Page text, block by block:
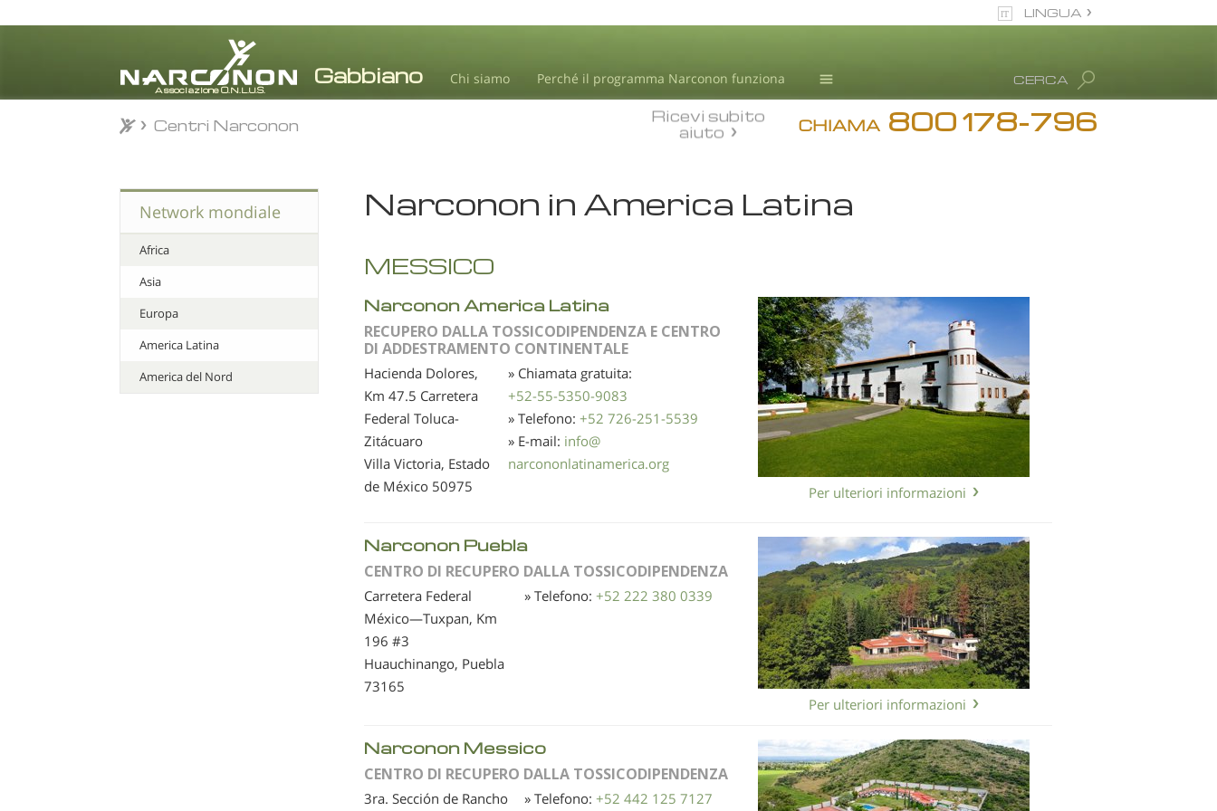
Chi siamo Perché il programma Narconon funziona
Testimonianze
⨯
CERCA
LINGUA
Tutte le zone/lingue
CHIAMA 800 178-796
Ricevi subito
aiuto
Centri Narconon
Narconon in America Latina
MESSICO
Narconon America Latina
RECUPERO DALLA TOSSICODIPENDENZA E CENTRO
DI ADDESTRAMENTO CONTINENTALE
Hacienda Dolores,
Km 47.5 Carretera
Federal Toluca-
Zitácuaro
Villa Victoria, Estado
de México 50975
» Chiamata gratuita:
+52-55-5350-9083
» Telefono:+52 726-251-5539
» E-mail: info@
narcononlatinamerica.org
Per ulteriori informazioni
Narconon Puebla
CENTRO DI RECUPERO DALLA TOSSICODIPENDENZA
Carretera Federal
México—Tuxpan, Km
196 #3
Huauchinango, Puebla
73165
» Telefono: +52 222 380 0339
Per ulteriori informazioni
Narconon Messico
CENTRO DI RECUPERO DALLA TOSSICODIPENDENZA
3ra. Sección de Rancho » Telefono: +52 442 125 7127
Network mondiale
Africa
Asia
Europa
America Latina
America del Nord
Centri Narconon